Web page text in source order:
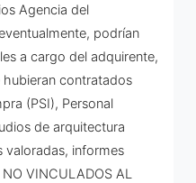
Agencia del
podrían
a cargo del adquirente,
hubieran contratados
(PSI), Personal
de arquitectura
informes
VINCULADOS AL